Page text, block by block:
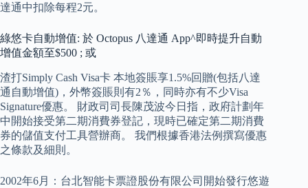
達通中扣除每程2元。
綠悠卡自動增值: 於 Octopus 八達通 App^即時提升自動
增值金額至$500 ; 或
渣打Simply Cash Visa卡 本地簽賬享1.5%回贈(包括八達
通自動增值)，外幣簽賬則有2％，同時亦有不少Visa
Signature優惠。 財政司司長陳茂波今日指，政府計劃年
中開始接受第二期消費券登記，現時已確定第二期消費
券的儲值支付工具營辦商。 我們根據香港法例撰寫優惠
之條款及細則。
2002年6月：台北智能卡票證股份有限公司開始發行悠遊